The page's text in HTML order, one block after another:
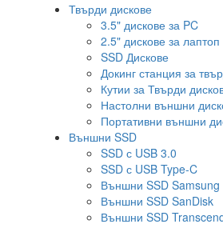
Твърди дискове
3.5" дискове за PC
2.5" дискове за лаптоп
SSD Дискове
Докинг станция за
Кутии за Твърди
Настолни външни
Портативни външни
Външни SSD
SSD с USB 3.0
SSD с USB Type-C
Външни SSD Samsung
Външни SSD SanDisk
Външни SSD